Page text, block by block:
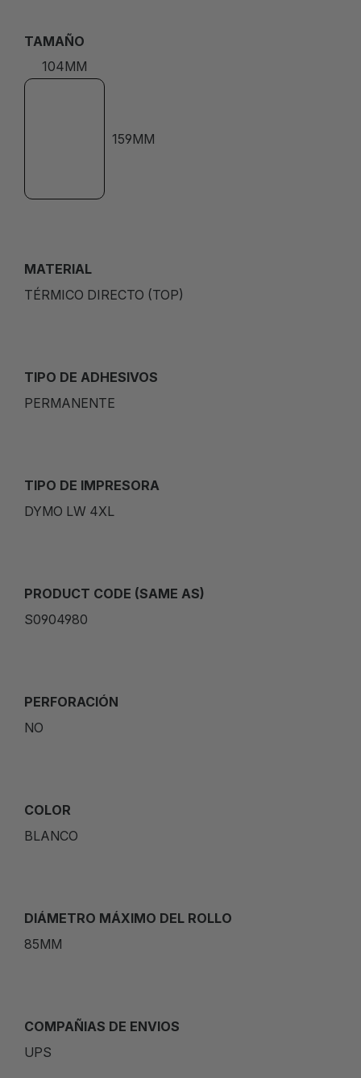
TAMAÑO
104MM
159MM
MATERIAL
TÉRMICO DIRECTO (TOP)
TIPO DE ADHESIVOS
PERMANENTE
TIPO DE IMPRESORA
DYMO LW 4XL
PRODUCT CODE (SAME AS)
S0904980
PERFORACIÓN
NO
COLOR
BLANCO
DIÁMETRO MÁXIMO DEL ROLLO
85MM
COMPAÑIAS DE ENVIOS
UPS